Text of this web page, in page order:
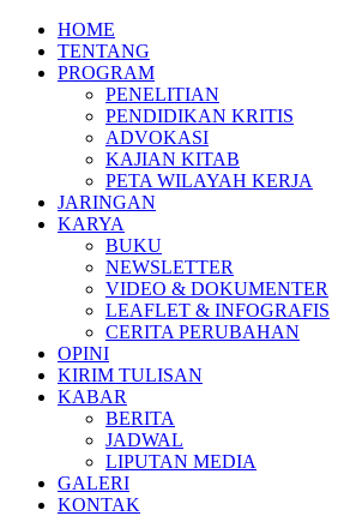
HOME
TENTANG
PROGRAM
PENELITIAN
PENDIDIKAN KRITIS
ADVOKASI
KAJIAN KITAB
PETA WILAYAH KERJA
JARINGAN
KARYA
BUKU
NEWSLETTER
VIDEO & DOKUMENTER
LEAFLET & INFOGRAFIS
CERITA PERUBAHAN
OPINI
KIRIM TULISAN
KABAR
BERITA
JADWAL
LIPUTAN MEDIA
GALERI
KONTAK